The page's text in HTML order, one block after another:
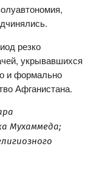
резко
укрывавшихся
и формально
Афганистана.
Мухаммеда;